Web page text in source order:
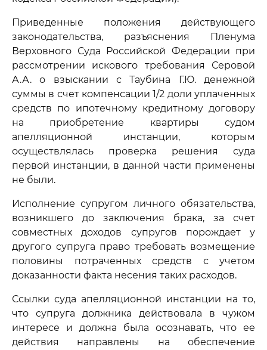
Приведенные положения действующего
законодательства, разъяснения Пленума
Верховного Суда Российской Федерации при
рассмотрении искового требования Серовой
А.А. о взыскании с Таубина Г.Ю. денежной
суммы в счет компенсации 1/2 доли уплаченных
средств по ипотечному кредитному договору
на приобретение квартиры судом
апелляционной инстанции, которым
осуществлялась проверка решения суда
первой инстанции, в данной части применены
не были.
Исполнение супругом личного обязательства,
возникшего до заключения брака, за счет
совместных доходов супругов порождает у
другого супруга право требовать возмещение
половины потраченных средств с учетом
доказанности факта несения таких расходов.
Ссылки суда апелляционной инстанции на то,
что супруга должника действовала в чужом
интересе и должна была осознавать, что ее
действия направлены на обеспечение